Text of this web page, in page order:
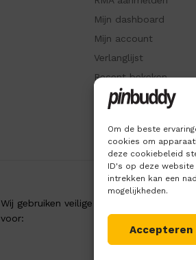
Om de beste
cookies om
deze cookiebeleid
ID's op deze
intrekken kan een
mogelijkheden.
Accepteren
Mijn dashboard
Mijn account
Verlanglijst
Recent bekeken
Kennisbank
Wij gebruiken veilige betaling
voor: